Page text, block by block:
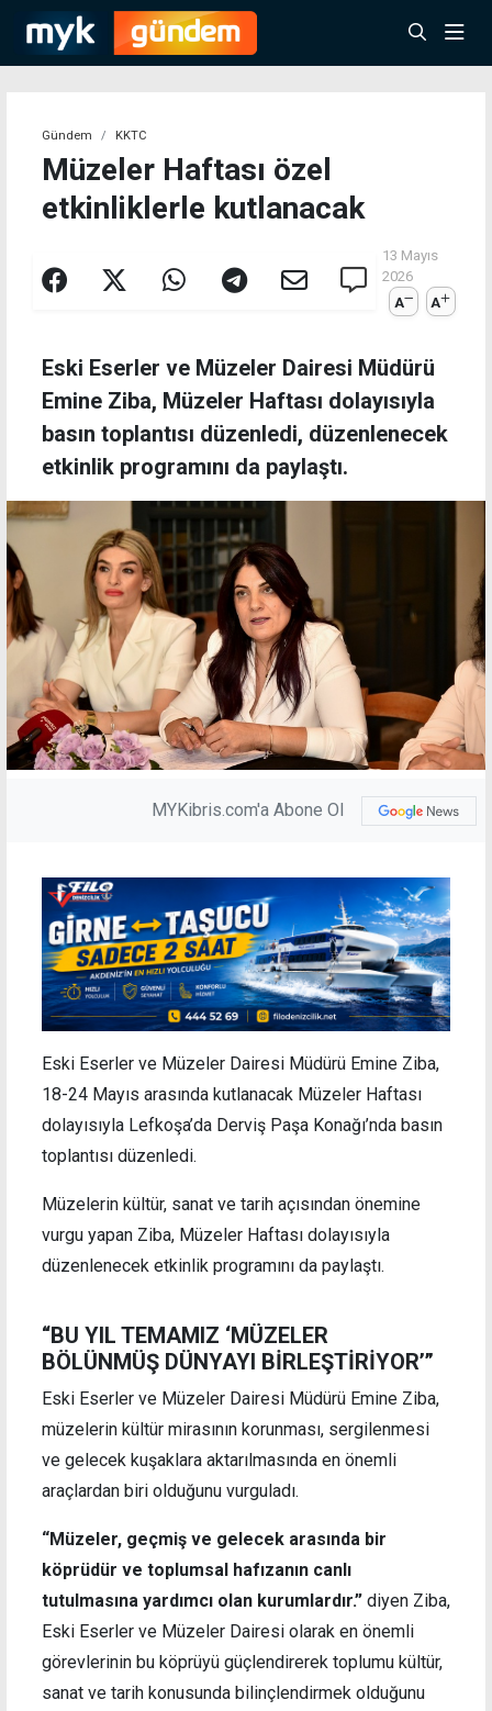
Gündem KKTC
Müzeler Haftası özel
etkinliklerle kutlanacak
13 Mayıs
2026
A
A
Eski Eserler ve Müzeler Dairesi Müdürü
Emine Ziba, Müzeler Haftası dolayısıyla
basın toplantısı düzenledi, düzenlenecek
etkinlik programını da paylaştı.
MYKibris.com'a Abone Ol
Eski Eserler ve Müzeler Dairesi Müdürü Emine Ziba,
18-24 Mayıs arasında kutlanacak Müzeler Haftası
dolayısıyla Lefkoşa’da Derviş Paşa Konağı’nda basın
toplantısı düzenledi.
Müzelerin kültür, sanat ve tarih açısından önemine
vurgu yapan Ziba, Müzeler Haftası dolayısıyla
düzenlenecek etkinlik programını da paylaştı.
“BU YIL TEMAMIZ ‘MÜZELER
BÖLÜNMÜŞ DÜNYAYI BİRLEŞTİRİYOR’”
Eski Eserler ve Müzeler Dairesi Müdürü Emine Ziba,
müzelerin kültür mirasının korunması, sergilenmesi
ve gelecek kuşaklara aktarılmasında en önemli
araçlardan biri olduğunu vurguladı.
“Müzeler, geçmiş ve gelecek arasında bir
köprüdür ve toplumsal hafızanın canlı
tutulmasına yardımcı olan kurumlardır.” diyen Ziba,
Eski Eserler ve Müzeler Dairesi olarak en önemli
görevlerinin bu köprüyü güçlendirerek toplumu kültür,
sanat ve tarih konusunda bilinçlendirmek olduğunu